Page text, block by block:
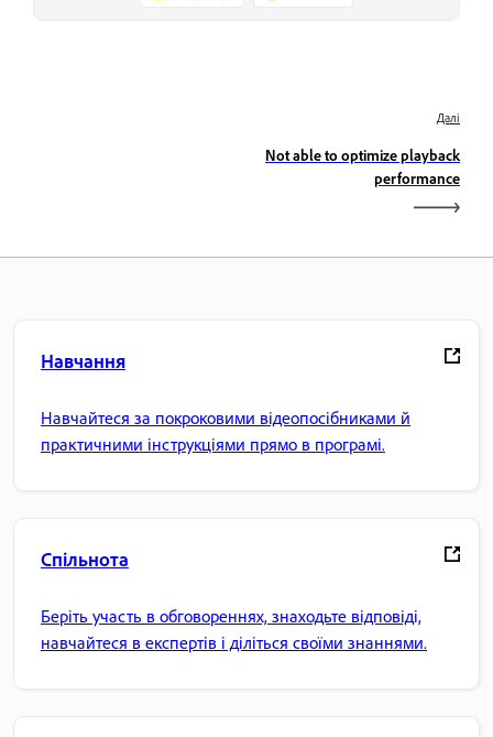
Далі
Not able to optimize playback
performance
Навчання
Навчайтеся за покроковими відеопосібниками й
практичними інструкціями прямо в програмі.
Спільнота
Беріть участь в обговореннях, знаходьте відповіді,
навчайтеся в експертів і діліться своїми знаннями.